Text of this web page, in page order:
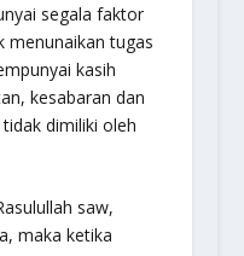
segala faktor
menunaikan tugas
kasih
kesabaran dan
dimiliki oleh
saw,
maka ketika